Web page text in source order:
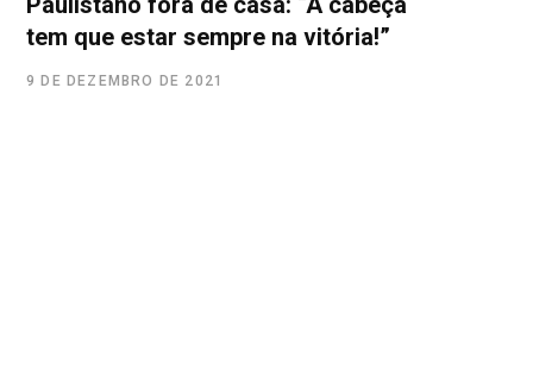
tem que estar sempre na vitória!”
9 DE DEZEMBRO DE 2021